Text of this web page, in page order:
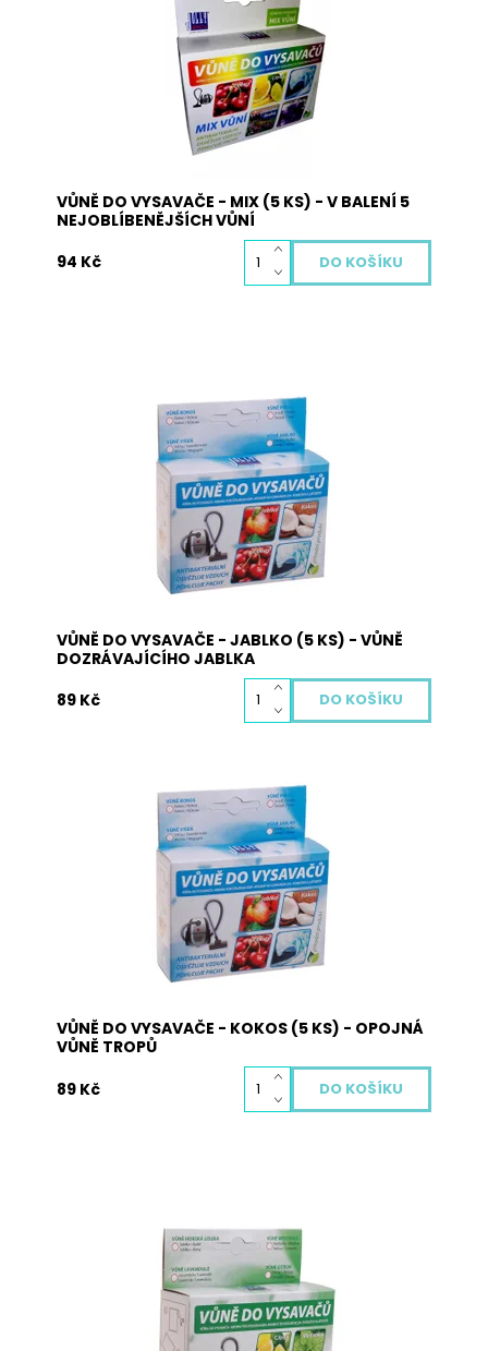
přírodních materiálů a neobsahuje žádné
nebezpečné látky. Pohlcuje pachy, osvěžuje
vzduch a plní antibakteriální funkci. Použití:
vysypte obsah sáčků s...
Skladem
3007
VŮNĚ DO VYSAVAČE - MIX (5 KS) - V BALENÍ 5
NEJOBLÍBENĚJŠÍCH VŮNÍ
94 Kč
Vůně do vysavače je vyrobena z přírodních
materiálů a neobsahuje žádné nebezpečné
látky. Pohlcuje pachy, osvěžuje vzduch a plní
antibakteriální funkci. Použití: vysypte obsah
sáčků s vůní na podlahu a obsah vysajte. Při
zahřátí obsahu sáčku dojde k uvolnění...
Skladem
3019
VŮNĚ DO VYSAVAČE - JABLKO (5 KS) - VŮNĚ
DOZRÁVAJÍCÍHO JABLKA
89 Kč
Vůně do vysavače je vyrobena z přírodních
materiálů a neobsahuje žádné nebezpečné
látky. Pohlcuje pachy, osvěžuje vzduch a plní
antibakteriální funkci. Použití: vysypte obsah
sáčků s vůní na podlahu a obsah vysajte. Při
zahřátí obsahu sáčku dojde k uvolnění...
Skladem
3016
VŮNĚ DO VYSAVAČE - KOKOS (5 KS) - OPOJNÁ
VŮNĚ TROPŮ
89 Kč
Vůně do vysavače je vyrobena z přírodních
materiálů a neobsahuje žádné nebezpečné
látky. Pohlcuje pachy, osvěžuje vzduch a plní
antibakteriální funkci. Použití: vysypte obsah
sáčků s vůní na podlahu a obsah vysajte. Při
zahřátí obsahu sáčku dojde k uvolnění...